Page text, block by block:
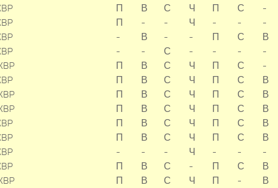
П В С Ч П С -
П - - Ч - - -
- В - - П С В
- - С - - - -
П В С Ч П С -
П В С Ч П С В
П В С Ч П С В
П В С Ч П С В
П В С Ч П С В
П В С Ч П С В
- - - Ч - - -
П В С - П С В
П В С Ч П - В